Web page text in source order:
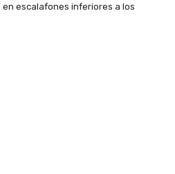
escalafones inferiores a los